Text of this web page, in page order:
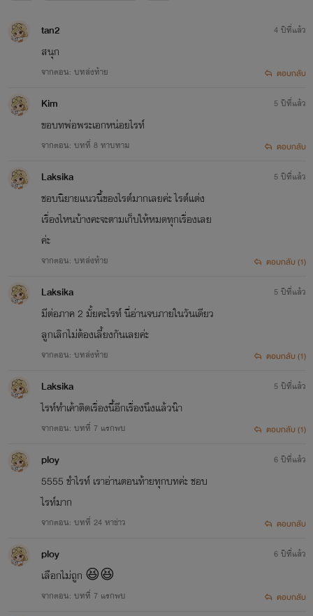
tan2
สนุก
จากตอน: บทส่งท้าย
4 ปีที่แล้ว
ตอบกลับ
Kim
ขอบทพ่อพระเอกหน่อยไรท์
จากตอน: บทที่ 8 ทาบทาม
5 ปีที่แล้ว
ตอบกลับ
Laksika
ชอบนิยายแนวนี้ของไรต์มากเลยค่ะ ไรต์แต่ง
เรื่องไหนบ้างคะจะตามเก็บให้หมดทุกเรื่องเลย
ค่ะ
จากตอน: บทส่งท้าย
5 ปีที่แล้ว
ตอบกลับ (1)
Laksika
มีต่อภาค 2 มั้ยคะไรท์ นี่อ่านจบภายในวันเดียว
ลูกเลิกไม่ต้องเลี้ยงกันเลยค่ะ
จากตอน: บทส่งท้าย
5 ปีที่แล้ว
ตอบกลับ (1)
Laksika
ไรท์ทำเค้าติดเรื่องนี้อีกเรื่องนึงแล้วน๊า
จากตอน: ​บทที่ 7 แรกพบ
5 ปีที่แล้ว
ตอบกลับ (1)
ploy
5555 ขำไรท์ เราอ่านตอนท้ายทุกบทค่ะ ชอบ
ไรท์มาก
จากตอน: บทที่ 24 หาข่าว
6 ปีที่แล้ว
ตอบกลับ
ploy
เลือกไม่ถูก 😆😆
จากตอน: ​บทที่ 7 แรกพบ
6 ปีที่แล้ว
ตอบกลับ